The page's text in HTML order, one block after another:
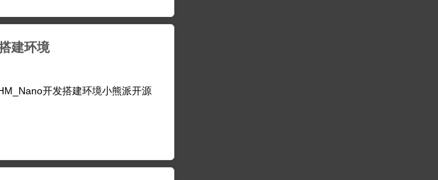
建环境
开发搭建环境小熊派开源